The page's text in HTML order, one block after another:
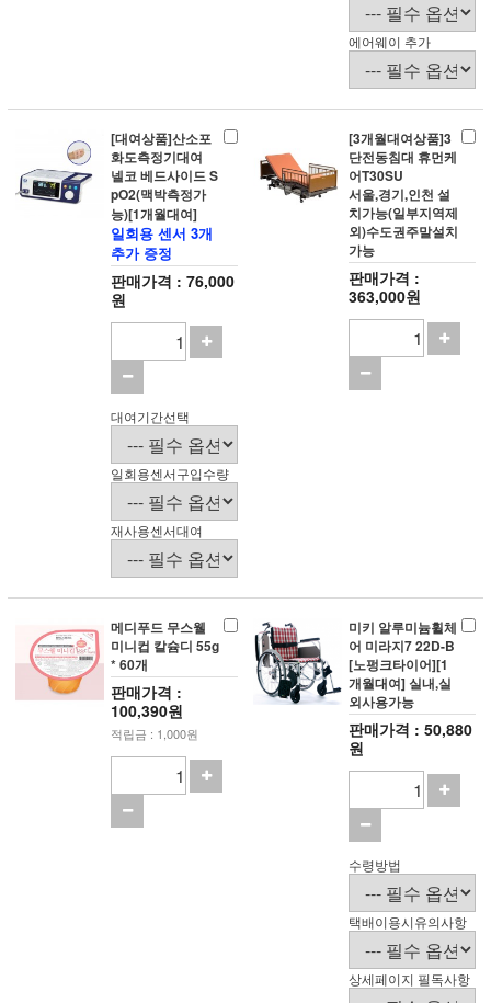
에어웨이 추가
[대여상품]산소포
화도측정기대여
넬코 베드사이드 S
pO2(맥박측정가
능)[1개월대여]
일회용 센서 3개
추가 증정
판매가격 : 76,000
원
대여기간선택
일회용센서구입수량
재사용센서대여
[3개월대여상품]3
단전동침대 휴먼케
어T30SU
서울,경기,인천 설
치가능(일부지역제
외)수도권주말설치
가능
판매가격 :
363,000원
메디푸드 무스웰
미니컵 칼슘디 55g
* 60개
판매가격 :
100,390원
적립금 : 1,000원
미키 알루미늄휠체
어 미라지7 22D-B
[노펑크타이어][1
개월대여] 실내,실
외사용가능
판매가격 : 50,880
원
수령방법
택배이용시유의사항
상세페이지 필독사항